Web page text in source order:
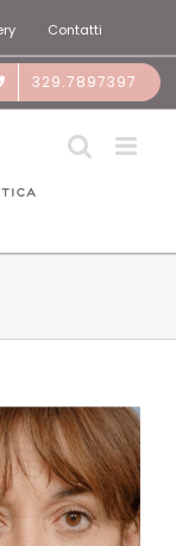
Contatti
329.7897397